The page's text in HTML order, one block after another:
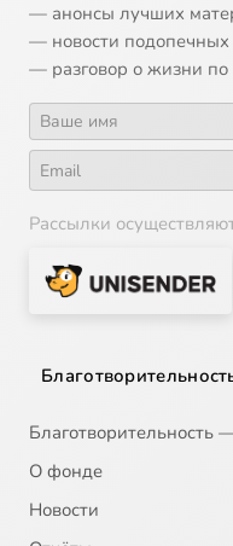
14 O пpooбpaзax
15 O плoти
Пpитчa o
17 Книгa Иoвa, ч.1
18 Книгa Иoвa, ч.2
21
— анонсы лучших
— новости подопечных
— разговор о жизни по
Рассылки
О фонде
Новости